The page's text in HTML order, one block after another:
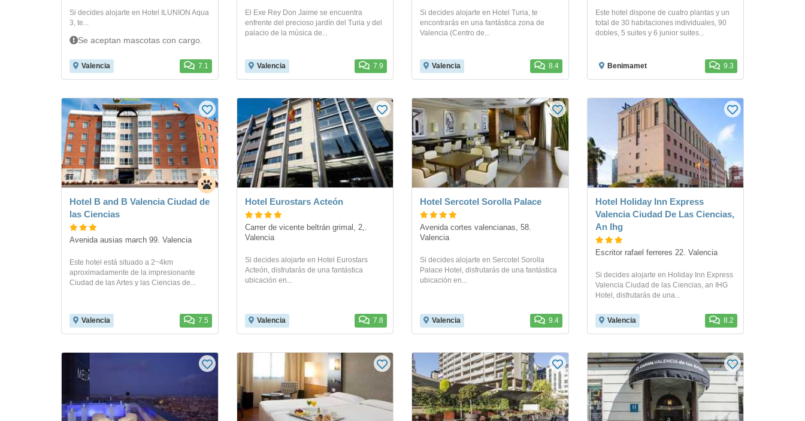
Si decides alojarte en Hotel ILUNION Aqua
3, te...
Se aceptan mascotas con cargo.
Valencia 7.1
El Exe Rey Don Jaime se encuentra
enfrente del precioso jardín del Turia y del
palacio de la música de...
Valencia 7.9
Si decides alojarte en Hotel Turia, te
encontrarás en una fantástica zona de
Valencia (Centro de...
Valencia 8.4
Este hotel dispone de cuatro plantas y un
total de 30 habitaciones individuales, 90
dobles, 5 suites y 6 junior suites...
Benimamet 9.3
Hotel B and B Valencia Ciudad de
las Ciencias
Avenida ausias march 99. Valencia
Este hotel está situado a 2~4km
aproximadamente de la impresionante
Ciudad de las Artes y las Ciencias de...
Valencia 7.5
Hotel Eurostars Acteón
Carrer de vicente beltrán grimal, 2,.
Valencia
Si decides alojarte en Hotel Eurostars
Acteón, disfrutarás de una fantástica
ubicación en...
Valencia 7.8
Hotel Sercotel Sorolla Palace
Avenida cortes valencianas, 58.
Valencia
Si decides alojarte en Sercotel Sorolla
Palace Hotel, disfrutarás de una fantástica
ubicación en...
Valencia 9.4
Hotel Holiday Inn Express
Valencia Ciudad De Las Ciencias,
An Ihg
Escritor rafael ferreres 22. Valencia
Si decides alojarte en Holiday Inn Express
Valencia Ciudad de las Ciencias, an IHG
Hotel, disfrutarás de una...
Valencia 8.2